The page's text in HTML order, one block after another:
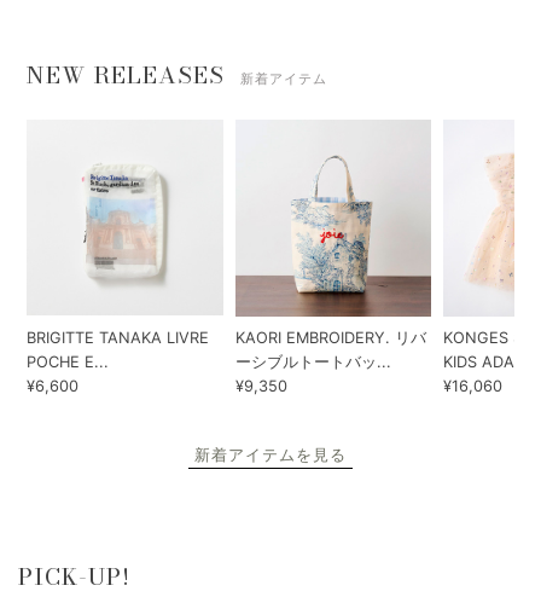
NEW RELEASES 新着アイテム
BRIGITTE TANAKA LIVRE
POCHE E...
¥6,600
KAORI EMBROIDERY. リバ
ーシブルトートバッ...
¥9,350
KONGES
KIDS ADA...
¥16,060
新着アイテムを見る
PICK-UP!